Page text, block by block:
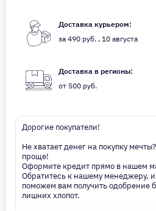
Доставка курьером:
за 490 руб. , 10 августа
Доставка в регионы:
от 500 руб.
Дорогие покупатели!
Не хватает денег на покупку
проще!
Оформите кредит прямо в нашем
Обратитесь к нашему менеджеру,
поможем вам получить одобрение
лишних хлопот.